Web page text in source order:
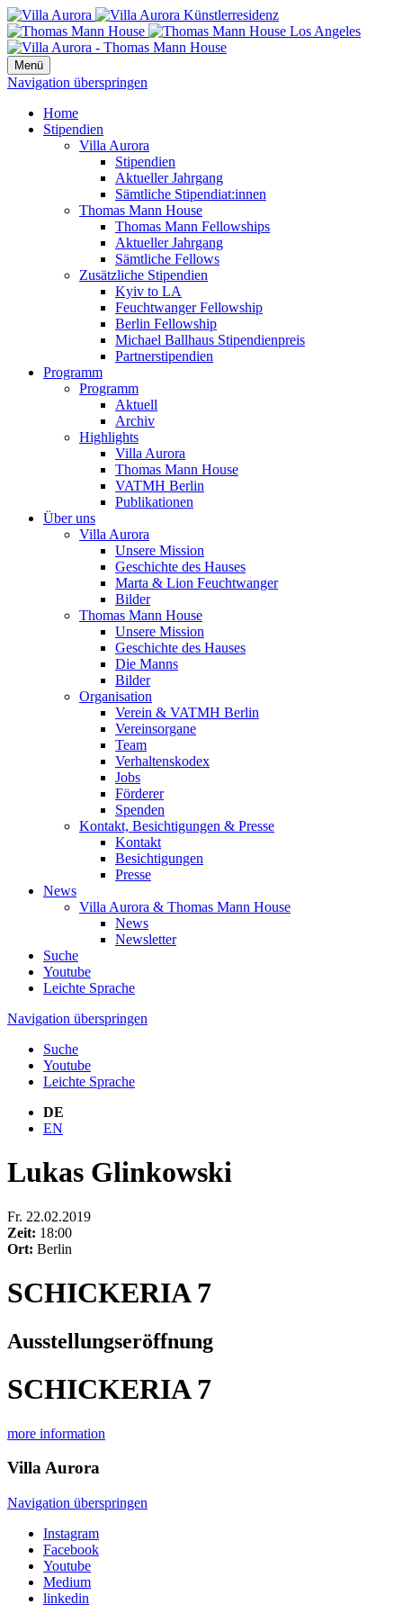
Menü
Navigation überspringen
Home
Stipendien
Villa Aurora
Stipendien
Aktueller Jahrgang
Sämtliche Stipendiat:innen
Thomas Mann House
Thomas Mann Fellowships
Aktueller Jahrgang
Sämtliche Fellows
Zusätzliche Stipendien
Kyiv to LA
Feuchtwanger Fellowship
Berlin Fellowship
Michael Ballhaus Stipendienpreis
Partnerstipendien
Programm
Programm
Aktuell
Archiv
Highlights
Villa Aurora
Thomas Mann House
VATMH Berlin
Publikationen
Über uns
Villa Aurora
Unsere Mission
Geschichte des Hauses
Marta & Lion Feuchtwanger
Bilder
Thomas Mann House
Unsere Mission
Geschichte des Hauses
Die Manns
Bilder
Organisation
Verein & VATMH Berlin
Vereinsorgane
Team
Verhaltenskodex
Jobs
Förderer
Spenden
Kontakt, Besichtigungen & Presse
Kontakt
Besichtigungen
Presse
News
Villa Aurora & Thomas Mann House
News
Newsletter
Suche
Youtube
Leichte Sprache
Navigation überspringen
Suche
Youtube
Leichte Sprache
DE
EN
Lukas Glinkowski
Fr. 22.02.2019
Zeit: 18:00
Ort: Berlin
SCHICKERIA 7
Ausstellungseröffnung
SCHICKERIA 7
more information
VillaAurora
Navigation überspringen
Instagram
Facebook
Youtube
Medium
linkedin